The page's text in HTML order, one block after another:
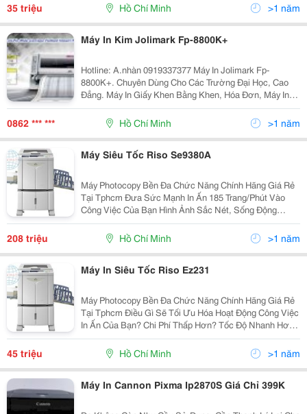
35 triệu Hồ Chí Minh >1 năm
Máy In Kim Jolimark Fp-8800K+
Hotline: A.nhàn 0919337377 Máy In Jolimark Fp-
8800K+. Chuyên Dùng Cho Các Trường Đại Học, Cao
Đẳng. Máy In Giấy Khen Bằng Khen, Hóa Đơn, Máy In
Bằng Khen Khổ A3, Máy In Giấy Khen Khổ A3, Máy In
Bằng Tốt Nghiệp, Máy Chuyên
0862 *** *** Hồ Chí Minh >1 năm
Máy Siêu Tốc Riso Se9380A
Máy Photocopy Bền Đa Chức Năng Chính Hãng Giá Rẻ
Tại Tphcm Đưa Sức Mạnh In Ấn 185 Trang/Phút Vào
Công Việc Của Bạn Hình Ảnh Sắc Nét, Sống Động
Mang Lại Cho Bạn Ấn Tượng Lý Tưởng Trên Trang Giấy.
Hiệu Suất Cao, In Nhiều Bản Hơn,
208 triệu Hồ Chí Minh >1 năm
Máy In Siêu Tốc Riso Ez231
Máy Photocopy Bền Đa Chức Năng Chính Hãng Giá Rẻ
Tại Tphcm Điều Gì Sẽ Tối Ưu Hóa Hoạt Động Công Việc
In Ấn Của Bạn? Chi Phí Thấp Hơn? Tốc Độ Nhanh Hơn?
Chất Lượng Hình Ảnh Cao Hơn? Dòng Riso Ez Sao
Chép Kỹ Thuật Số Cung Cấp Chi Phí Vận...
45 triệu Hồ Chí Minh >1 năm
Máy In Cannon Pixma Ip2870S Giá Chỉ 399K